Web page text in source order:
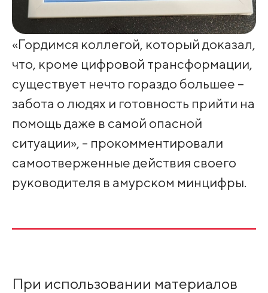
«Гордимся коллегой, который доказал,
что, кроме цифровой трансформации,
существует нечто гораздо большее –
забота о людях и готовность прийти на
помощь даже в самой опасной
ситуации», - прокомментировали
самоотверженные действия своего
руководителя в амурском минцифры.
При использовании материалов